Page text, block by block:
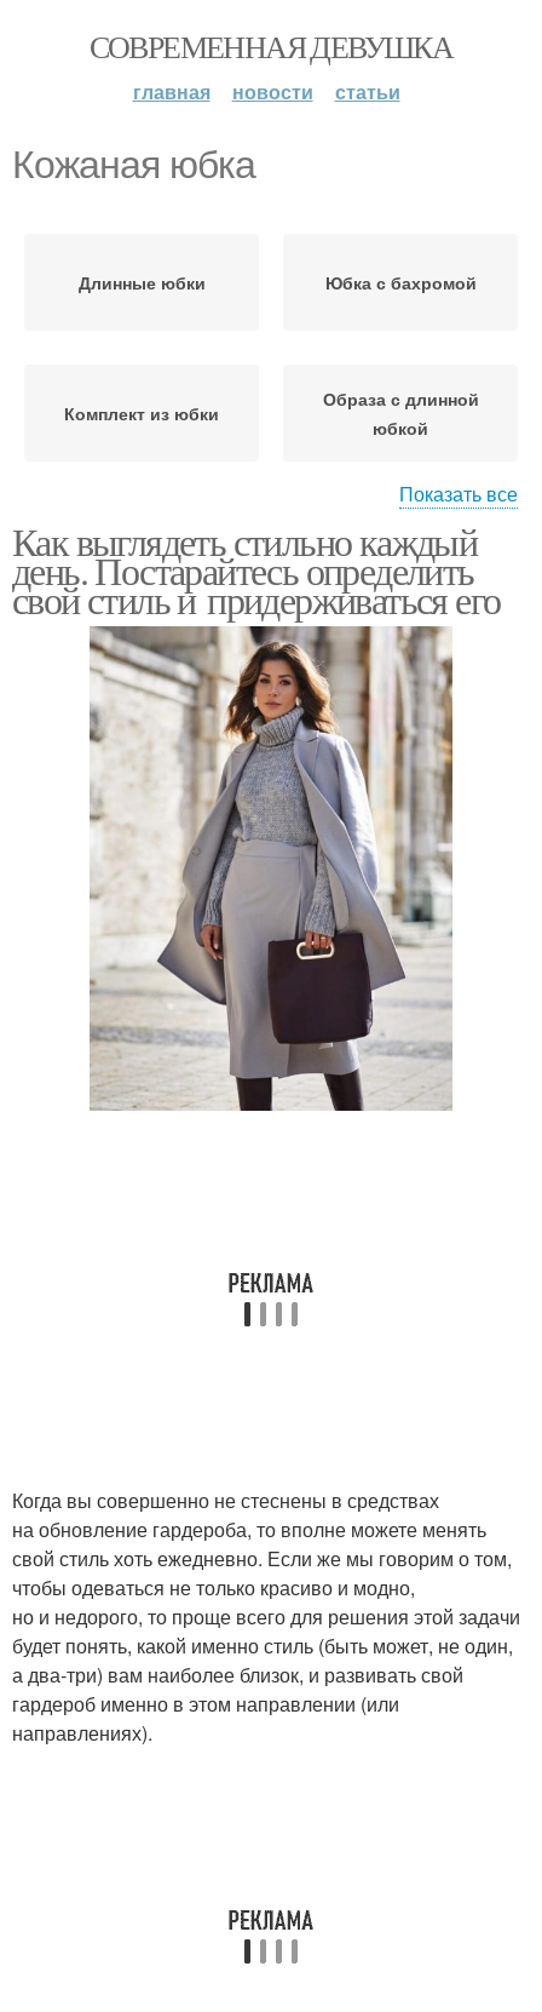
СОВРЕМЕННАЯ ДЕВУШКА
главная новости статьи
Кожаная юбка
Длинные юбки Юбка с бахромой
Комплект из юбки
Образа с длинной
юбкой
Длинная юбка Модные юбки
Показать все
Как выглядеть стильно каждый
день. Постарайтесь определить
свой стиль и придерживаться его
Когда вы совершенно не стеснены в средствах
на обновление гардероба, то вполне можете менять
свой стиль хоть ежедневно. Если же мы говорим о том,
чтобы одеваться не только красиво и модно,
но и недорого, то проще всего для решения этой задачи
будет понять, какой именно стиль (быть может, не один,
а два-три) вам наиболее близок, и развивать свой
гардероб именно в этом направлении (или
направлениях).